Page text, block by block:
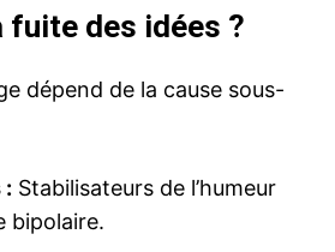
fuite des idées ?
dépend de la cause sous-
: Stabilisateurs de l’humeur
bipolaire.